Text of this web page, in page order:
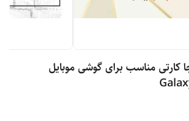
کارتی مناسب برای گوشی موبایل